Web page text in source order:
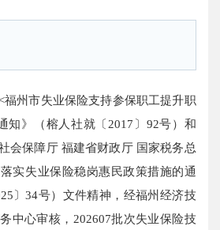
福州市失业保险支持参保职工提升职
知》（榕人社就〔2017〕92号）和
会保障厅 福建省财政厅 国家税务总
实失业保险稳岗惠民政策措施的通
〕34号）文件精神，经福州经济技
中心审核，202607批次失业保险技